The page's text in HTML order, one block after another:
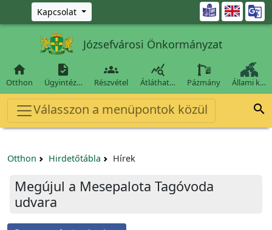
Ugrás a fő tartalomra
Kapcsolat 
Józsefvárosi Önkormányzat

Otthon

Ügyintéz…

Részvétel

Átláthat… Pázmány Állami k…
Válasszon a menüpontok közül 
Otthon Hirdetőtábla Hírek
Megújul a Mesepalota Tagóvoda
udvara